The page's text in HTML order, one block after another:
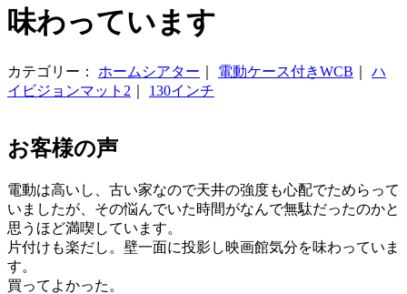
味わっています
カテゴリー： ホームシアター 電動ケース付きWCB
ハ
イビジョンマット2
130インチ
お客様の声
電動は高いし、古い家なので天井の強度も心配でためらって
いましたが、その悩んでいた時間がなんで無駄だったのかと
思うほど満喫しています。
片付けも楽だし。壁一面に投影し映画館気分を味わっていま
す。
買ってよかった。